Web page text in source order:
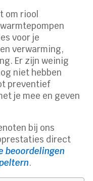
om riool
voor je
verwarming,
Er zijn weinig
niet hebben
preventief
je mee en geven
bij ons
direct
beoordelingen
.